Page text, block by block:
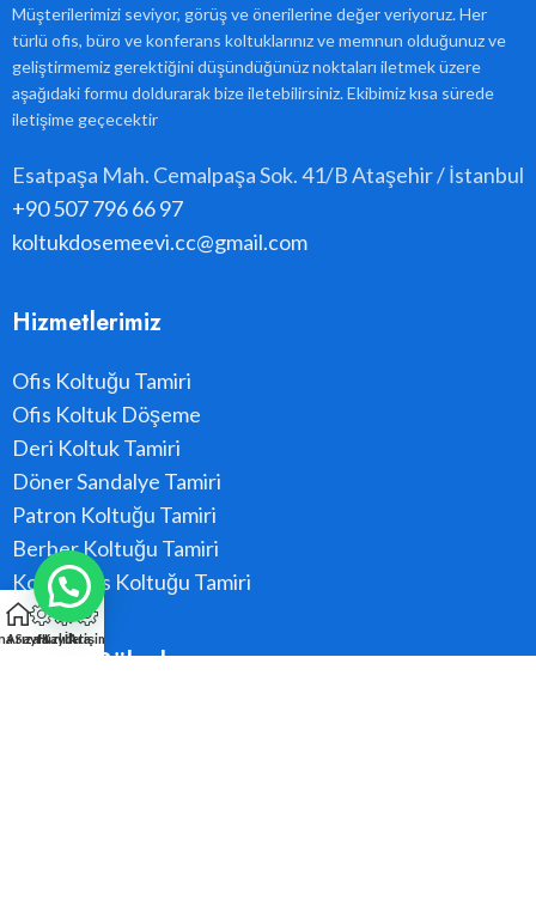
Müşterilerimizi seviyor, görüş ve önerilerine değer veriyoruz. Her
türlü ofis, büro ve konferans koltuklarınız ve memnun olduğunuz ve
geliştirmemiz gerektiğini düşündüğünüz noktaları iletmek üzere
aşağıdaki formu doldurarak bize iletebilirsiniz. Ekibimiz kısa sürede
iletişime geçecektir
Esatpaşa Mah. Cemalpaşa Sok. 41/B Ataşehir / İstanbul
+90 507 796 66 97
koltukdosemeevi.cc@gmail.com
Hizmetlerimiz
Ofis Koltuğu Tamiri
Ofis Koltuk Döşeme
Deri Koltuk Tamiri
Döner Sandalye Tamiri
Patron Koltuğu Tamiri
Berber Koltuğu Tamiri
Konferans Koltuğu Tamiri
Hizmet Bölgeler
Sayfa
Arıza Kaydı
Hızlı Ara
İletişim